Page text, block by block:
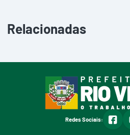
Relacionadas
Redes Sociais: